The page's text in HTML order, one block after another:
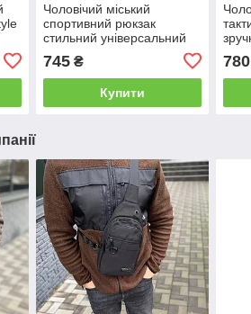
Чоловічий міський
спортивний рюкзак
стильний універсальний
міцний повсякденний 3D
ефект
745₴
Купити
780